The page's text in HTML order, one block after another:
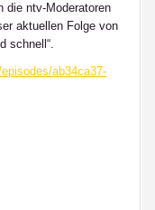
die ntv-Moderatoren
aktuellen Folge von
schnell“.
ab34ca37-